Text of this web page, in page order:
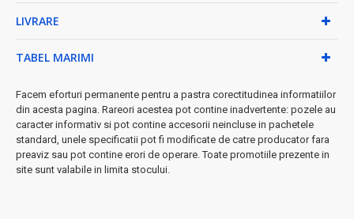
• Putere optimizată pentru uz casnic
• Materiale food-grade, sigure pentru contact alimentar
• Bază antiderapantă pentru stabilitate maximă
★ Perfect pentru:micul dejun vitaminizat, cocktailuri naturale,
rețete culinare sau oricând vrei suc proaspăt de citrice!
LIVRARE
TABEL MARIMI
Facem eforturi permanente pentru a pastra corectitudinea informatiilor
din acesta pagina. Rareori acestea pot contine inadvertente: pozele au
caracter informativ si pot contine accesorii neincluse in pachetele
standard, unele specificatii pot fi modificate de catre producator fara
preaviz sau pot contine erori de operare. Toate promotiile prezente in
site sunt valabile in limita stocului.